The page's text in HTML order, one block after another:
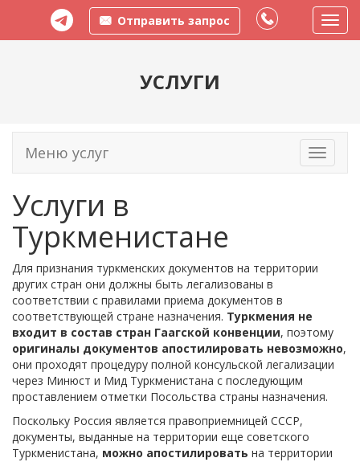
Отправить запрос
меню
УСЛУГИ
Toggle
Меню услуг
Услуги в
Туркменистане
Для признания туркменских документов на территории
других стран они должны быть легализованы в
соответствии с правилами приема документов в
соответствующей стране назначения. Туркмения не
входит в состав стран Гаагской конвенции, поэтому
оригиналы документов апостилировать невозможно,
они проходят процедуру полной консульской легализации
через Минюст и Мид Туркменистана с последующим
проставлением отметки Посольства страны назначения.
Поскольку Россия является правоприемницей СССР,
документы, выданные на территории еще советского
Туркменистана, можно апостилировать на территории